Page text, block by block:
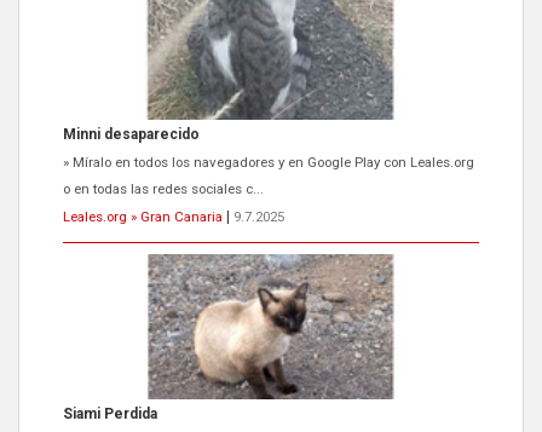
Minni desaparecido
» Míralo en todos los navegadores y en Google Play con Leales.org
o en todas las redes sociales c...
Leales.org » Gran Canaria
9.7.2025
Siami Perdida